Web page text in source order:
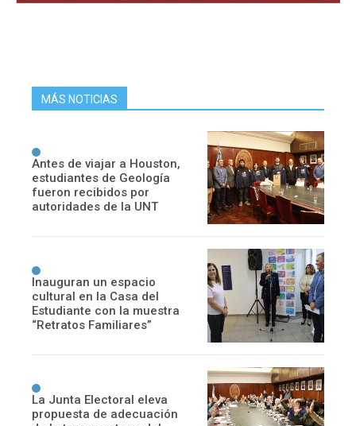
MÁS NOTICIAS
Antes de viajar a Houston,
estudiantes de Geología
fueron recibidos por
autoridades de la UNT
Inauguran un espacio
cultural en la Casa del
Estudiante con la muestra
“Retratos Familiares”
La Junta Electoral eleva
propuesta de adecuación